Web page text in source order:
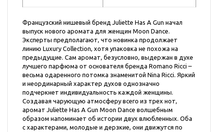
Французский нишевый бренд Juliette Has A Gun начал
выпуск нового аромата для женщин Moon Dance.
Эксперты предполагают, что новинка продолжает
линию Luxury Collection, хотя упаковка не похожа на
предыдущие. Сам аромат, безусловно, выдержан в духе
лучшего парфюма от основателя бренда Romano Ricci –
весьма одаренного потомка знаменитой Nina Ricci. Яркий
и неординарный характер духов однозначно
подчеркнет индивидуальность каждой женщины.
Создавая чарующую атмосферу всего из трех нот,
аромат Juliette Has A Gun Moon Dance волшебным
образом напоминает об истории двух влюбленных. Оба
с характерами, молодые и дерзкие, они движутся по